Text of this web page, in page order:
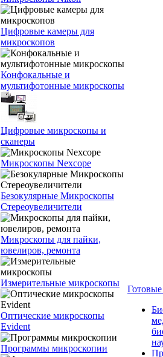
Цифровые камеры для
микроскопов
Конфокальные и
мультифотонные микроскопы
Цифровые микроскопы и
сканеры
Микроскопы Nexcope
Безокулярные Микроскопы
Стереоувеличители
Микроскопы для пайки,
ювелиров, ремонта
Измерительные микроскопы
Оптические микроскопы
Evident
Программы микроскопии